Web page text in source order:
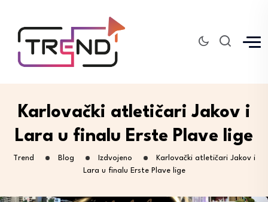
Karlovački atletičari Jakov i
Lara u finalu Erste Plave lige
Trend Blog Izdvojeno
Karlovački atletičari Jakov i
Lara u finalu Erste Plave lige